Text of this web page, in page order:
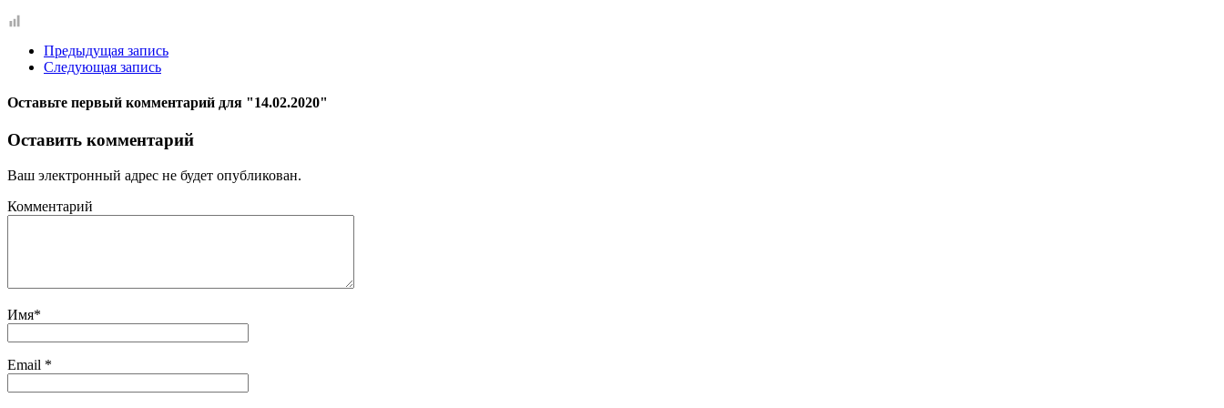
Предыдущая запись
Следующая запись
Оставьте первый комментарий для "14.02.2020"
Оставить комментарий
Ваш электронный адрес не будет опубликован.
Комментарий
Имя*
Email *